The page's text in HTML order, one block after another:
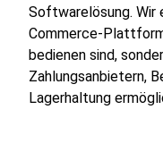
Softwarelösung. Wir
Commerce-
bedienen sind,
Zahlungsanbietern,
Lagerhaltung